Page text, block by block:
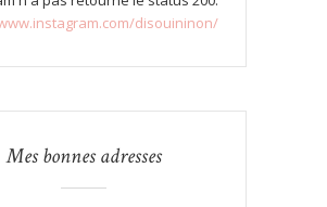
disouininon/
Mes bonnes adresses